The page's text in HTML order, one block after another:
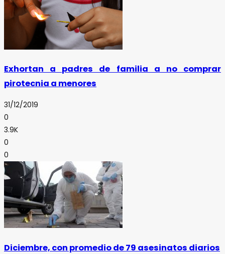
Exhortan a padres de familia a no comprar
pirotecnia a menores
31/12/2019
0
3.9K
0
0
Diciembre, con promedio de 79 asesinatos diarios